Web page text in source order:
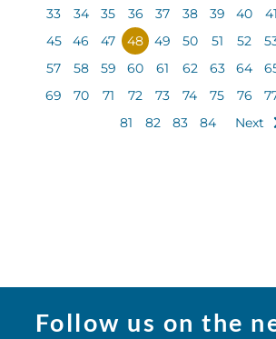
33
34 35 36 37 38 39 40 41
45
46 47 48 49 50 51 52
57
58 59 60 61 62 63 64
69
70 71 72 73 74 75 76
81
82 83 84 Next
Follow us on the